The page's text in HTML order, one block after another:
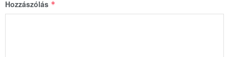
Hozzászólás *